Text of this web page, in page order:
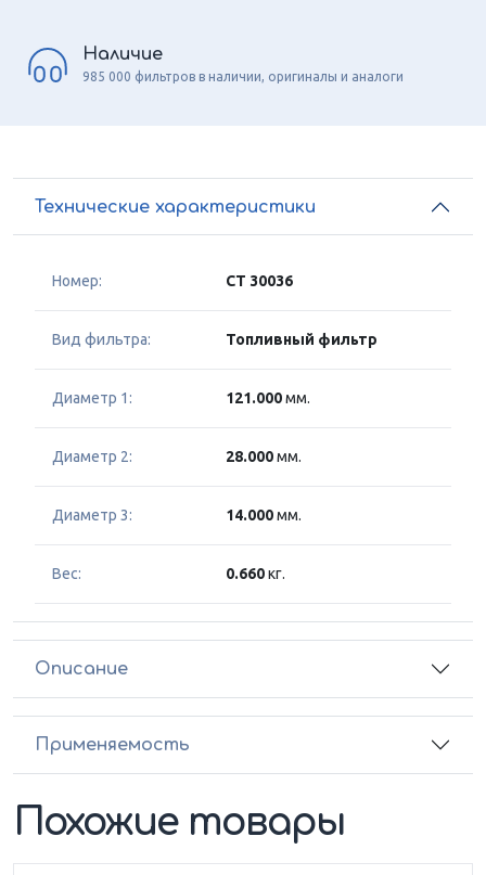
Наличие
985 000 фильтров в наличии, оригиналы и аналоги
Технические характеристики
Номер: CT 30036
Вид фильтра: Топливный фильтр
Диаметр 1: 121.000мм.
Диаметр 2: 28.000мм.
Диаметр 3: 14.000мм.
Вес: 0.660кг.
Описание
Применяемость
Похожие товары